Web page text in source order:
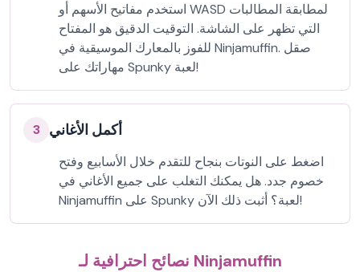
استخدم مفاتيح الأسهم أو WASD لمطابقة المطالبات
التي تظهر على الشاشة. التوقيت الدقيق هو المفتاح
للفوز بالمعارك الموسيقية في Ninjamuffin. صقل
مهاراتك على Spunky لعبة!
3 أكمل الأغاني
اضغط على النوتات بنجاح للتقدم خلال الأسابيع وفتح
خصوم جدد. هل يمكنك التغلب على جميع الأغاني في
Ninjamuffin على Spunky لعبة؟ أثبت ذلك الآن!
نصائح احترافية لـ Ninjamuffin